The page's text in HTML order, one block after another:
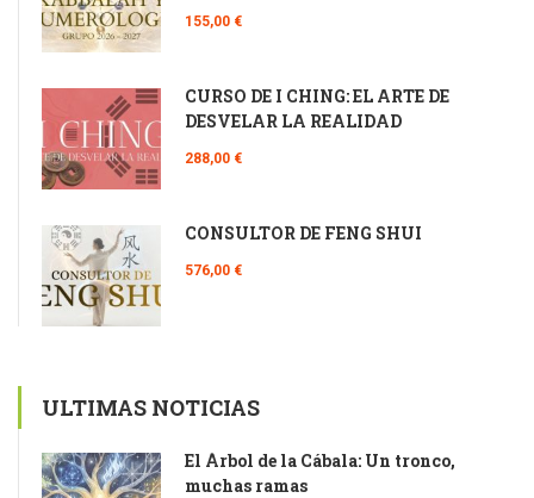
155,00 €
CURSO DE I CHING: EL ARTE DE
DESVELAR LA REALIDAD
288,00 €
CONSULTOR DE FENG SHUI
576,00 €
ULTIMAS NOTICIAS
El Árbol de la Cábala: Un tronco,
muchas ramas